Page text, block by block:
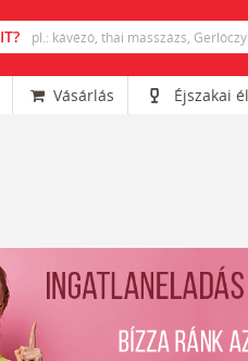
Vásárlás Éjszakai